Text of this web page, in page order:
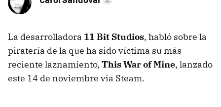
La desarrolladora 11 Bit Studios, habló sobre la
piratería de la que ha sido víctima su más
reciente laznamiento, This War of Mine, lanzado
este 14 de noviembre via Steam.